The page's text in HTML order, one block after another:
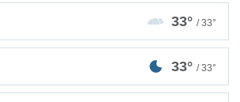
33° / 33°
33° / 33°